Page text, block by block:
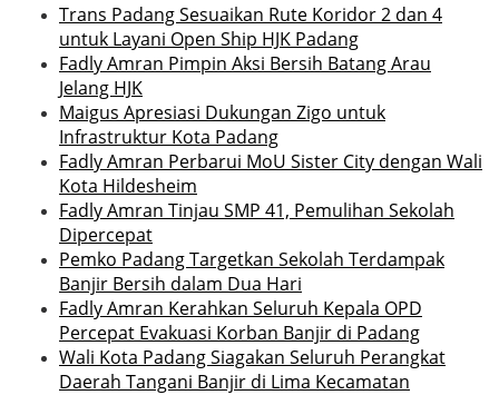
Trans Padang Sesuaikan Rute Koridor 2 dan 4
untuk Layani Open Ship HJK Padang
Fadly Amran Pimpin Aksi Bersih Batang Arau
Jelang HJK
Maigus Apresiasi Dukungan Zigo untuk
Infrastruktur Kota Padang
Fadly Amran Perbarui MoU Sister City dengan Wali
Kota Hildesheim
Fadly Amran Tinjau SMP 41, Pemulihan Sekolah
Dipercepat
Pemko Padang Targetkan Sekolah Terdampak
Banjir Bersih dalam Dua Hari
Fadly Amran Kerahkan Seluruh Kepala OPD
Percepat Evakuasi Korban Banjir di Padang
Wali Kota Padang Siagakan Seluruh Perangkat
Daerah Tangani Banjir di Lima Kecamatan